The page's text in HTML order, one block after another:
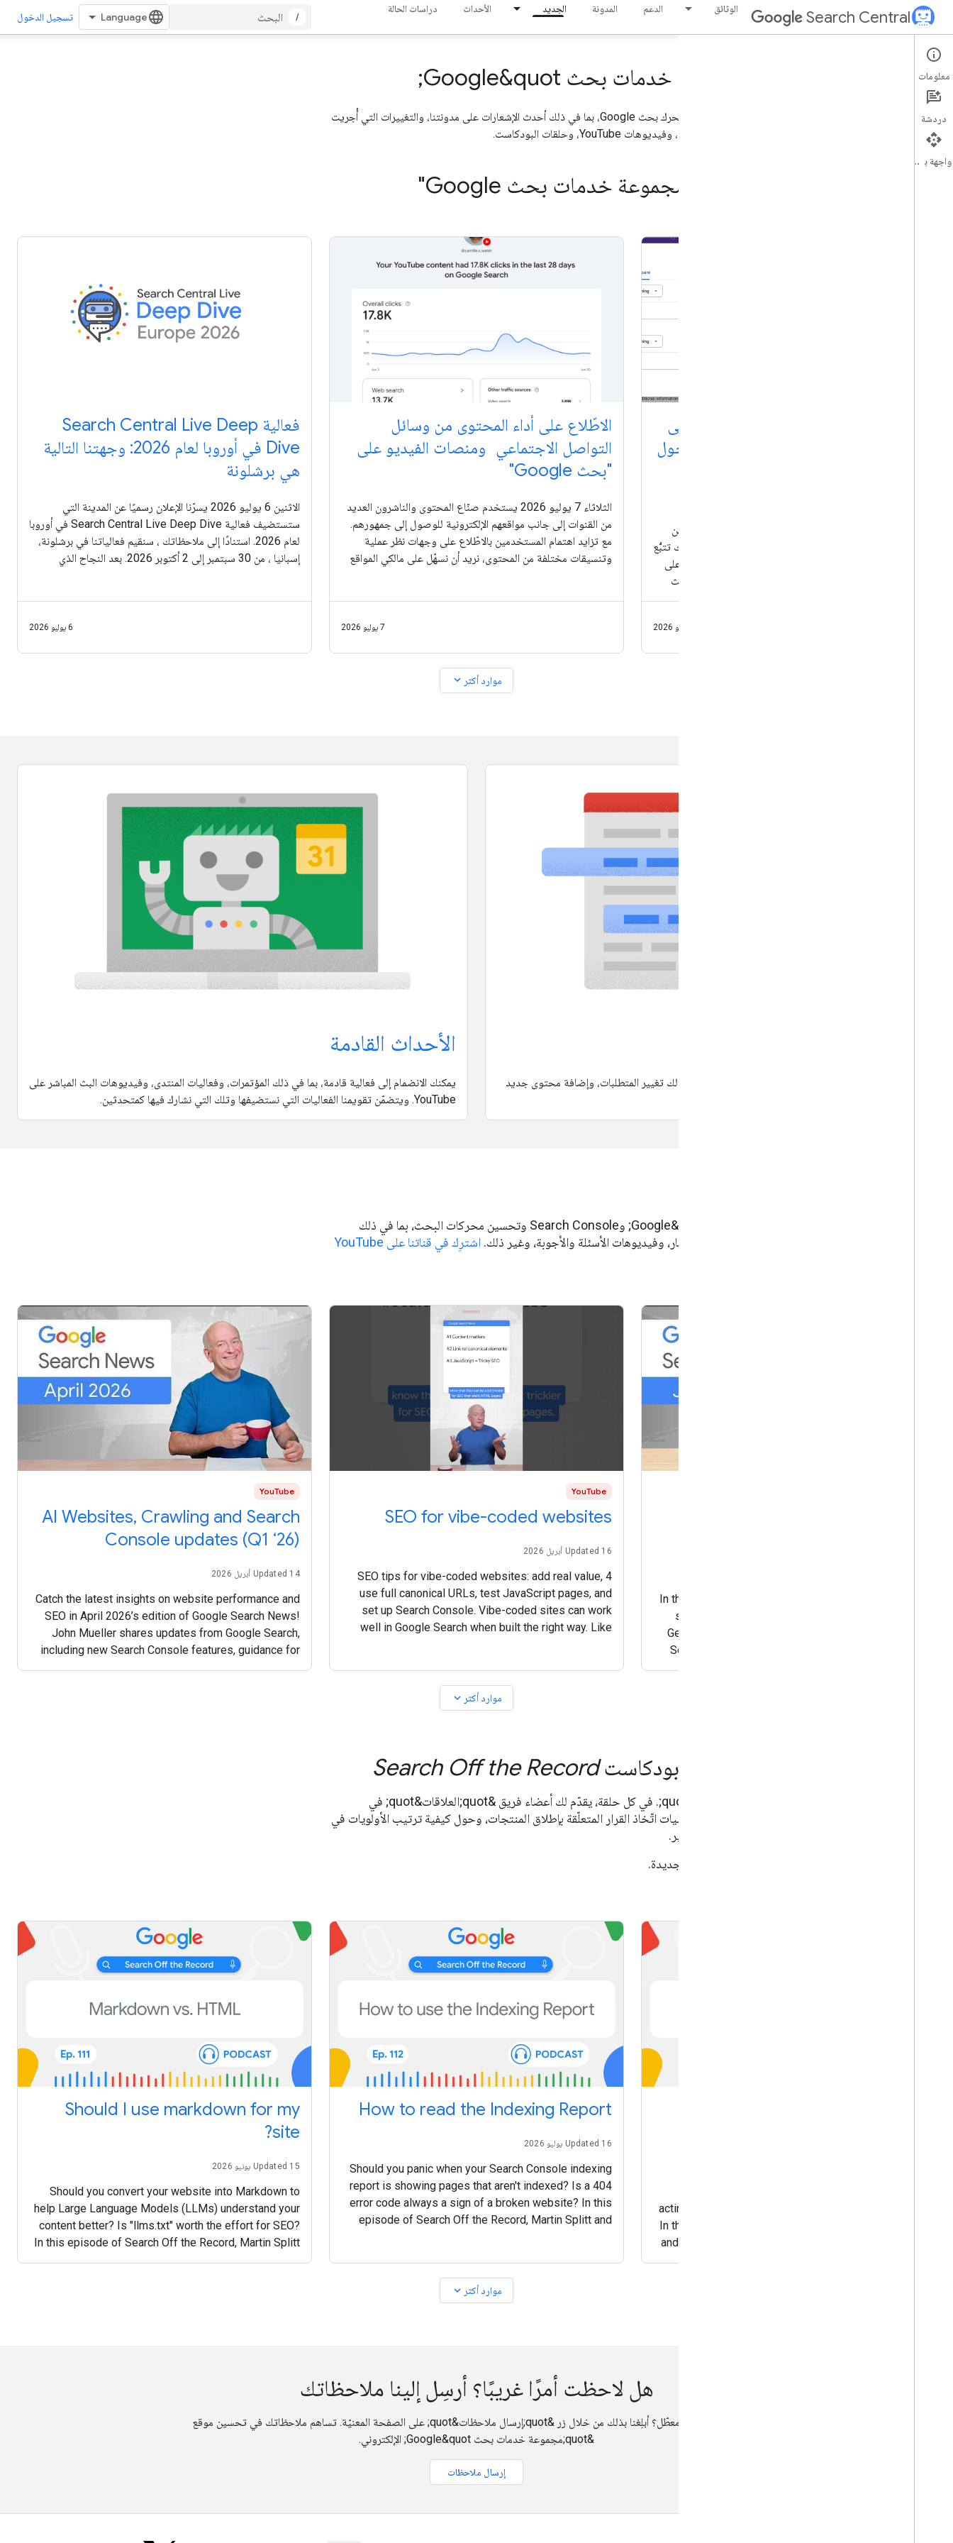
Search Central الوثائق الدعم المدونة الجديد الأحداث دراسات الحالة
/ تسجيل الدخول
آخر الأخبار في &quot;مجموعة خدمات بحث Google&quot;
يمكنك الاطّلاع على آخر الأخبار حول تحسين محركات البحث ومحرك بحث Google، بما في ذلك أحدث الإشعارات على مدونتنا، والتغييرات التي أُجريت
على المستندات، وفعاليات &quot;بحث Google&quot; القادمة، وفيديوهات YouTube، وحلقات البودكاست.
المشاركات الحديثة في مدوّنة "مجموعة خدمات بحث Google"
يتم طرح المواقع الإلكترونية للمنصات على
مستوى العالم، بالإضافة إلى دليل جديد حول
الأربعاء 29 يوليو 2026 في وقت سابق من هذا الشهر، أعلنّا عن
مواقع إلكترونية للمنصات في Search Console ، ما يتيح لك تتبُّع
أداء منشوراتك على وسائل التواصل الاجتماعي والفيديوهات على
Instagram وTikTok وX وYouTube على &amp;quot;بحث
الاطّلاع على أداء المحتوى من وسائل
التواصل الاجتماعي ومنصات الفيديو على
"بحث Google"
الثلاثاء 7 يوليو 2026 يستخدم صنّاع المحتوى والناشرون العديد
من القنوات إلى جانب مواقعهم الإلكترونية للوصول إلى جمهورهم.
مع تزايد اهتمام المستخدمين بالاطّلاع على وجهات نظر عملية
وتنسيقات مختلفة من المحتوى، نريد أن نسهّل على مالكي المواقع
7 يوليو 2026
فعالية Search Central Live Deep
Dive في أوروبا لعام 2026: وجهتنا التالية
هي برشلونة
الاثنين 6 يوليو 2026 يسرّنا الإعلان رسميًا عن المدينة التي
ستستضيف فعالية Search Central Live Deep Dive في أوروبا
لعام 2026. استنادًا إلى ملاحظاتك ، سنقيم فعالياتنا في برشلونة،
إسبانيا ، من 30 سبتمبر إلى 2 أكتوبر 2026. بعد النجاح الذي
6 يوليو 2026
موارد أكثر expand_more
اطّلِع على التعديلات التي تم إجراؤها في المستندات، بما في ذلك تغيير المتطلبات، وإضافة محتوى جديد
الأحداث القادمة
يمكنك الانضمام إلى فعالية قادمة، بما في ذلك المؤتمرات، وفعاليات المنتدى، وفيديوهات البث المباشر على
YouTube. ويتضمّن تقويمنا الفعاليات التي نستضيفها وتلك التي نشارك فيها كمتحدثين.
ننشر بانتظام فيديوهات متعددة حول &quot;بحث Google&quot; وSearch Console وتحسين محركات البحث، بما في ذلك
البرامج التعليمية، والمقابلات مع خبراء في المجال، والأخبار، وفيديوهات الأسئلة والأجوبة، وغير ذلك. اشترِك في قناتنا على YouTube
In this episode of Google Search News, John Mueller
shares major updates of Google’s official launch of
Generative AI Performance Reporting inside Google
Search Console, alongside a brand-new control that
YouTube
SEO for vibe-coded websites
Updated 16 أبريل 2026
4 SEO tips for vibe-coded websites: add real value,
use full canonical URLs, test JavaScript pages, and
set up Search Console. Vibe-coded sites can work
well in Google Search when built the right way. Like
YouTube
AI Websites, Crawling and Search
Console updates (Q1 ‘26)
Updated 14 أبريل 2026
Catch the latest insights on website performance and
SEO in April 2026’s edition of Google Search News!
John Mueller shares updates from Google Search,
including new Search Console features, guidance for
vibe-coded, AI-created websites, crawling
موارد أكثر expand_more
الاستماع إلى أحدث الحلقات من بودكاستSearch Off the Record
اطّلع على ما وراء الكواليس في &quot;بحث Google‏&quot;. في كل حلقة، يقدّم لك أعضاء فريق &quot;العلاقات&quot; في
&quot;بحث Google&quot; معلومات أساسية حول عمليات اتّخاذ القرار المتعلّقة بإطلاق المنتجات، وحول كيفية ترتيب الأولويات في
لتلقّي إشعارات عندما ننشر حلقات جديدة.
acting as an open invitation for crawling lots and lots?
In this episode of Search off the Record, Martin Splitt
and John Mueller pull back the curtain on how internal
How to read the Indexing Report
Updated 16 يوليو 2026
Should you panic when your Search Console indexing
report is showing pages that aren't indexed? Is a 404
error code always a sign of a broken website? In this
episode of Search Off the Record, Martin Splitt and
Should I use markdown for my
site?
Updated 15 يونيو 2026
Should you convert your website into Markdown to
help Large Language Models (LLMs) understand your
content better? Is "llms.txt" worth the effort for SEO?
In this episode of Search Off the Record, Martin Splitt
and John Mueller from the Google Search
موارد أكثر expand_more
هل لاحظت أمرًا غريبًا؟ أرسِل إلينا ملاحظاتك
هل عثرت على رابط معطّل؟ أبلِغنا بذلك من خلال زر &quot;إرسال ملاحظات&quot; على الصفحة المعنيّة. تساهم ملاحظاتك في تحسين موقع
&quot;مجموعة خدمات بحث Google&quot; الإلكتروني.
إرسال ملاحظات
معلومات
دردشة
واجهة برمجة التطبيقات